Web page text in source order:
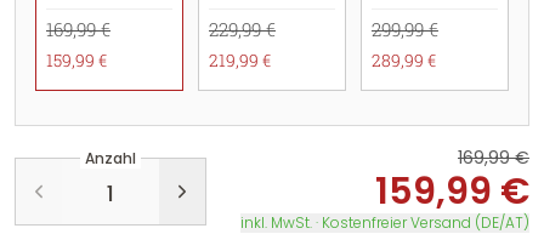
169,99 €
159,99 €
229,99 €
219,99 €
299,99 €
289,99 €
Anzahl 169,99 €
159,99 €
inkl. MwSt. · Kostenfreier Versand (DE/AT)